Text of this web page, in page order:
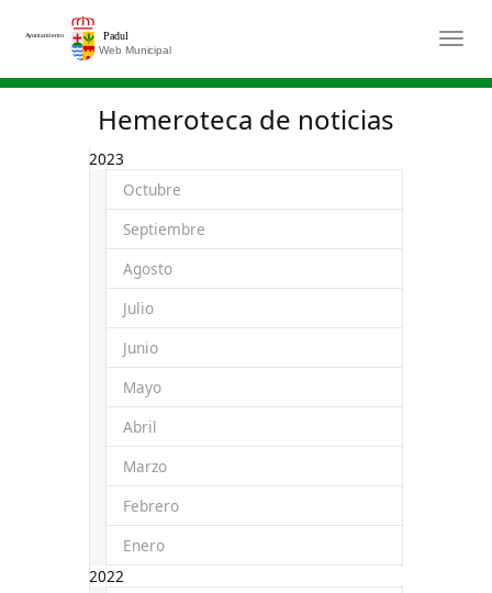
Saltar al contenido principal
Hemeroteca de noticias
2023
Octubre
Septiembre
Agosto
Julio
Junio
Mayo
Abril
Marzo
Febrero
Enero
2022